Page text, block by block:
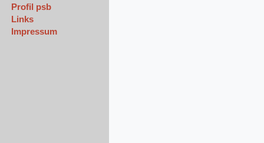
Profil psb
Links
Impressum